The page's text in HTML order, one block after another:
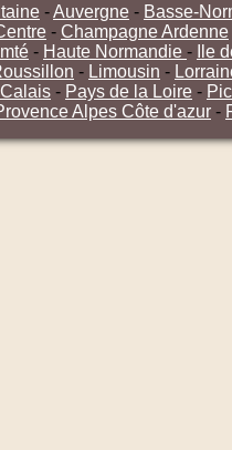
-Auvergne - Basse-
- Champagne Ardenne
- Haute Normandie - Ile
- Limousin -
- Pays de la Loire -
Alpes Côte d'azur -